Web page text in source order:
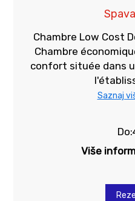
Chambre Low Cost
Chambre
confort située dans
Saznaj
Više